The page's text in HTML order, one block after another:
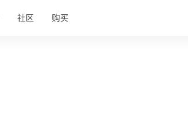
社区 购买